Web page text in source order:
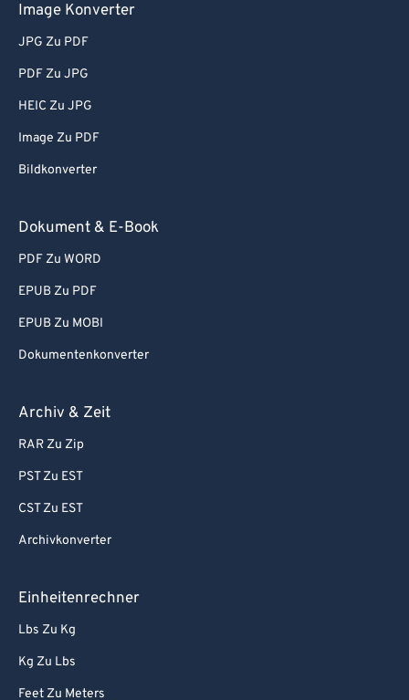
Image Konverter
JPG Zu PDF
PDF Zu JPG
HEIC Zu JPG
Image Zu PDF
Bildkonverter
Dokument & E-Book
PDF Zu WORD
EPUB Zu PDF
EPUB Zu MOBI
Dokumentenkonverter
Archiv & Zeit
RAR Zu Zip
PST Zu EST
CST Zu EST
Archivkonverter
Einheitenrechner
Lbs Zu Kg
Kg Zu Lbs
Feet Zu Meters